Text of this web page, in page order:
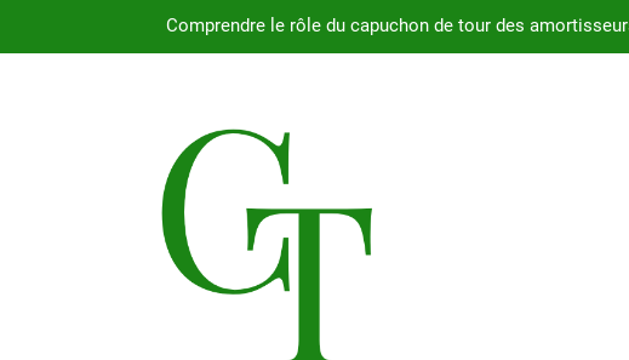
Guide complet pour réussir
Pourquoi choisir le Chrysler Grand Voyager avec
Comprendre le rôle du capuchon de tour des
Fiabilité du moteur 2.4L du Chrysler